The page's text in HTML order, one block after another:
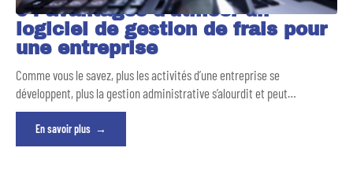
04 avantages d’utiliser un
logiciel de gestion de frais pour
une entreprise
Comme vous le savez, plus les activités d’une entreprise se
développent, plus la gestion administrative s’alourdit et peut…
En savoir plus